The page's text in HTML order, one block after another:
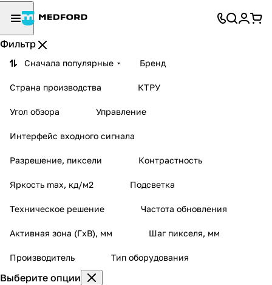
Фильтр
Сначала популярные Бренд
Страна производства КТРУ
Угол обзора Управление
Интерфейс входного сигнала
Разрешение, пиксели Контрастность
Яркость max, кд/м2 Подсветка
Техническое решение Частота обновления
Активная зона (ГxВ), мм Шаг пикселя, мм
Производитель Тип оборудования
Выберите опции